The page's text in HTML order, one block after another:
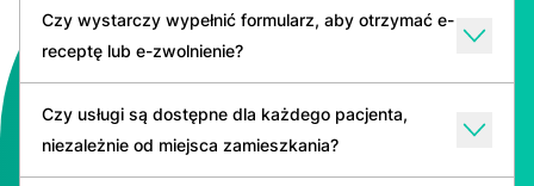
Czy wystarczy wypełnić formularz, aby otrzymać e-
receptę lub e-zwolnienie?
Czy usługi są dostępne dla każdego pacjenta,
niezależnie od miejsca zamieszkania?